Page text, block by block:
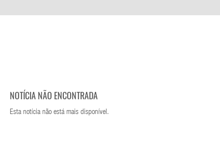
NOTÍCIA NÃO ENCONTRADA
Esta notícia não está mais disponível.